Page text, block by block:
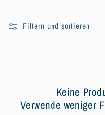
e
Filtern und sortieren
Keine
Verwende weniger